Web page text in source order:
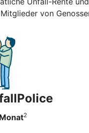
von
2